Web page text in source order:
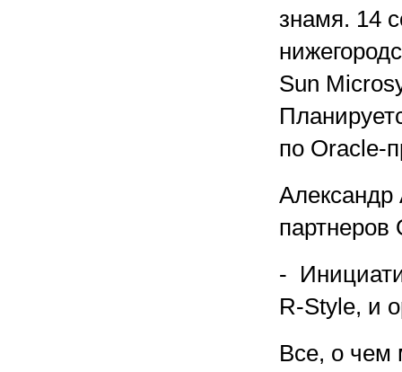
знамя. 14
Sun
по Oracle-
Александр
партнеров
-
R-Style, и
Все, о чем